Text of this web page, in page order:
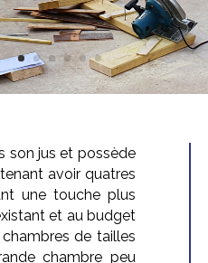
son jus et possède
avoir quatres
une touche plus
et au budget
de tailles
chambre peu